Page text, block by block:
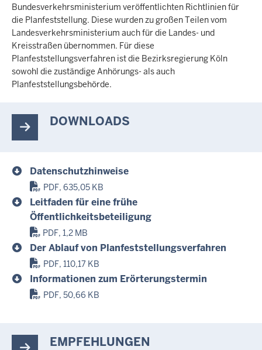
Bundesverkehrsministerium veröffentlichten Richtlinien für
die Planfeststellung. Diese wurden zu großen Teilen vom
Landesverkehrsministerium auch für die Landes- und
Kreisstraßen übernommen. Für diese
Planfeststellungsverfahren ist die Bezirksregierung Köln
sowohl die zuständige Anhörungs- als auch
Planfeststellungsbehörde.
DOWNLOADS
Datenschutzhinweise
PDF, 635,05 KB
Leitfaden für eine frühe
Öffentlichkeitsbeteiligung
PDF, 1,2 MB
Der Ablauf von Planfeststellungsverfahren
PDF, 110,17 KB
Informationen zum Erörterungstermin
PDF, 50,66 KB
EMPFEHLUNGEN